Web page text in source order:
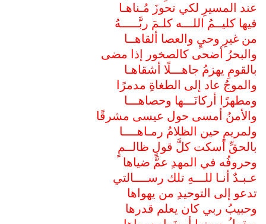
عند المسيرِ لكي تحوزَ مُـناهـا
فيها كليــمُ اللـــه كلـمَ ربَّـــــهُ
من غيرِ وحيٍ والعصا ألقاهــا
والبحرُ أضحى كالصخور إذا مضى
بالقومِ يهزمُ جاهـــلًا أشقاهـا
والموجُ عاد إلى الطغاةِ مدمرًا
ومطهرًا أركانَـــها وحصاهـــا
والأمنُ أمسى حول عيسى مشرقًا
ولمريمٍ حين الظلامُ رمـاهــــا
بالحقِّ أسكت كلَّ قولٍ ظالــمٍ
وحروفُه في المهدِ عمَّ ضياها
عـبـدٌ أنـا للـــهِ تلك رســــالتي
تدعو إلى التوحيدِ من يهواها
وحبيبُ ربي كان يعلم قدرها